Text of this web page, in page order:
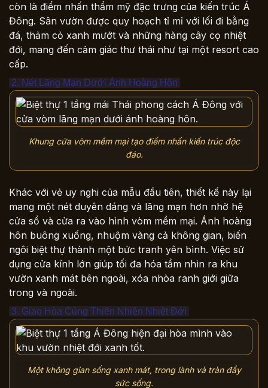
còn là điểm nhấn thẩm mỹ đặc trưng của kiến trúc Á
Đông. Sân vườn được quy hoạch tỉ mỉ với lối đi bằng
đá, thảm cỏ xanh mướt và những hàng cây cọ nhiệt
đới, mang đến cảm giác thư thái như tại một resort cao
cấp.
2. Nét Lãng Mạn Dưới Ánh Hoàng Hôn
Khung cửa vòm mềm mại tạo điểm nhấn kiến trúc độc
đáo.
Khác với vẻ uy nghi của mẫu đầu tiên, thiết kế này lại
mang một nét duyên dáng và lãng mạn hơn nhờ hệ
cửa sổ và cửa ra vào hình vòm mềm mại. Ánh hoàng
hôn buông xuống, nhuộm vàng cả không gian, biến
ngôi biệt thự thành một bức tranh yên bình. Việc sử
dụng cửa kính lớn giúp tối đa hóa tầm nhìn ra khu
vườn xanh mát bên ngoài, xóa nhòa ranh giới giữa
trong và ngoài.
3. Giao Hòa Cùng Thiên Nhiên Nhiệt Đới
Một không gian sống xanh mát, trong lành và tràn đầy
sức sống.